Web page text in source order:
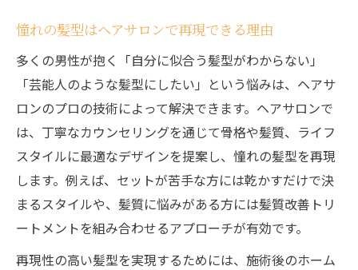
憧れの髪型はヘアサロンで再現できる理由
多くの男性が抱く「自分に似合う髪型がわからない」
「芸能人のような髪型にしたい」という悩みは、ヘアサ
ロンのプロの技術によって解決できます。ヘアサロンで
は、丁寧なカウンセリングを通じて骨格や髪質、ライフ
スタイルに最適なデザインを提案し、憧れの髪型を再現
します。例えば、セットが苦手な方には乾かすだけで決
まるスタイルや、髪質に悩みがある方には髪質改善トリ
ートメントを組み合わせるアプローチが有効です。
再現性の高い髪型を実現するためには、施術後のホーム